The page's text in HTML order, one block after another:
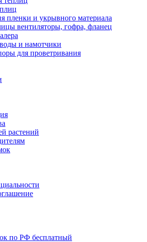
пленки и укрывного материала
вентиляторы, гофра, фланец
и намотчики
для проветривания
растений
по РФ бесплатный